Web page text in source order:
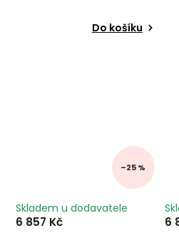
Do košíku
–25 %
Skladem u dodavatele
6 857 Kč 6